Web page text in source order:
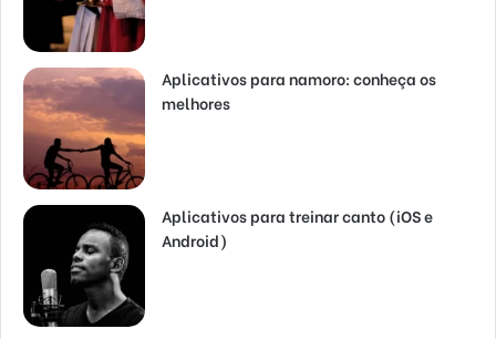
Aplicativos para namoro: conheça os
melhores
Aplicativos para treinar canto (iOS e
Android)